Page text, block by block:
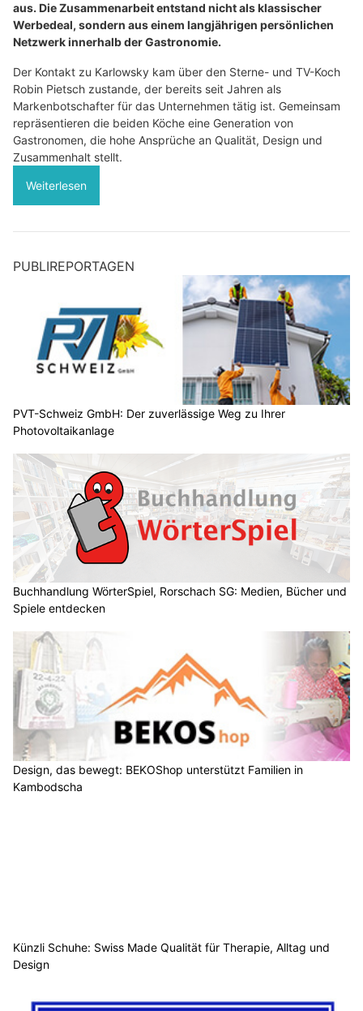
aus. Die Zusammenarbeit entstand nicht als klassischer
Werbedeal, sondern aus einem langjährigen persönlichen
Netzwerk innerhalb der Gastronomie.
Der Kontakt zu Karlowsky kam über den Sterne- und TV-Koch
Robin Pietsch zustande, der bereits seit Jahren als
Markenbotschafter für das Unternehmen tätig ist. Gemeinsam
repräsentieren die beiden Köche eine Generation von
Gastronomen, die hohe Ansprüche an Qualität, Design und
Zusammenhalt stellt.
Weiterlesen
PUBLIREPORTAGEN
PVT-Schweiz GmbH: Der zuverlässige Weg zu Ihrer
Photovoltaikanlage
Buchhandlung WörterSpiel, Rorschach SG: Medien, Bücher und
Spiele entdecken
Design, das bewegt: BEKOShop unterstützt Familien in
Kambodscha
Künzli Schuhe: Swiss Made Qualität für Therapie, Alltag und
Design